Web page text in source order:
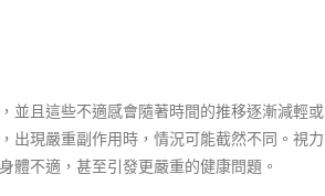
並且這些不適感會隨著時間的推移逐漸減輕或
出現嚴重副作用時，情況可能截然不同。視力
體不適，甚至引發更嚴重的健康問題。